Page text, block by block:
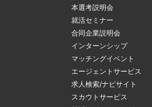
本選考説明会
就活セミナー
合同企業説明会
インターンシップ
マッチングイベント
エージェントサービス
求人検索/ナビサイト
スカウトサービス